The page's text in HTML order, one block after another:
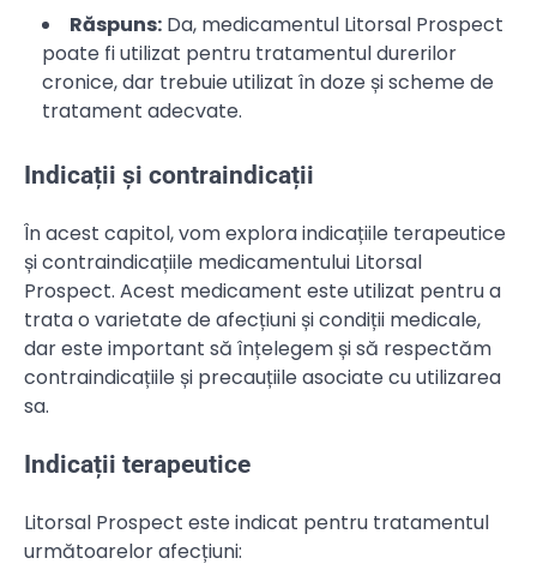
Răspuns: Da, medicamentul Litorsal Prospect
poate fi utilizat pentru tratamentul durerilor
cronice, dar trebuie utilizat în doze și scheme de
tratament adecvate.
Indicații și contraindicații
În acest capitol, vom explora indicațiile terapeutice
și contraindicațiile medicamentului Litorsal
Prospect. Acest medicament este utilizat pentru a
trata o varietate de afecțiuni și condiții medicale,
dar este important să înțelegem și să respectăm
contraindicațiile și precauțiile asociate cu utilizarea
sa.
Indicații terapeutice
Litorsal Prospect este indicat pentru tratamentul
următoarelor afecțiuni: